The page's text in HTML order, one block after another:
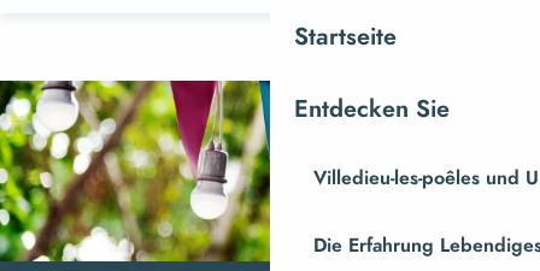
contenu
principal
Startseite
Entdecken Sie
Villedieu-les-poêles und
Die Erfahrung